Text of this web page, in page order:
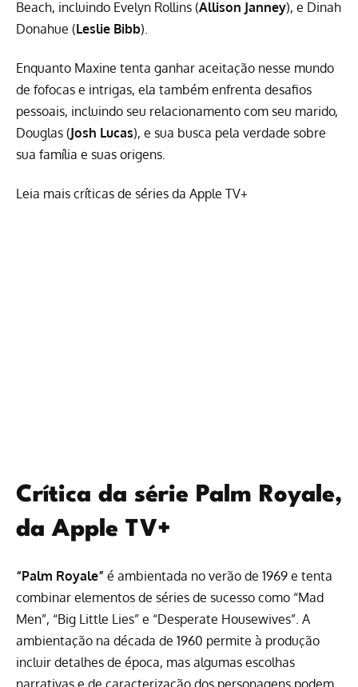
Beach, incluindo Evelyn Rollins (Allison Janney), e Dinah
Donahue (Leslie Bibb).
Enquanto Maxine tenta ganhar aceitação nesse mundo
de fofocas e intrigas, ela também enfrenta desafios
pessoais, incluindo seu relacionamento com seu marido,
Douglas (Josh Lucas), e sua busca pela verdade sobre
sua família e suas origens.
Leia mais críticas de séries da Apple TV+
Crítica da série Palm Royale,
da Apple TV+
“Palm Royale” é ambientada no verão de 1969 e tenta
combinar elementos de séries de sucesso como “Mad
Men”, “Big Little Lies” e “Desperate Housewives”. A
ambientação na década de 1960 permite à produção
incluir detalhes de época, mas algumas escolhas
narrativas e de caracterização dos personagens podem